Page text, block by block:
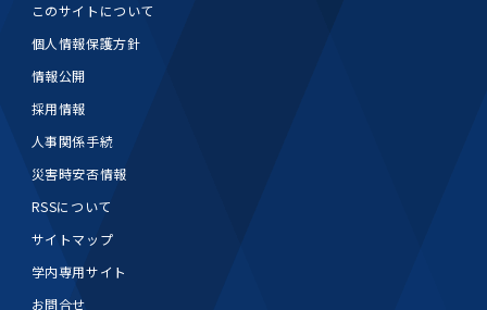
このサイトについて
個人情報保護方針
情報公開
採用情報
人事関係手続
災害時安否情報
RSSについて
サイトマップ
学内専用サイト
お問合せ